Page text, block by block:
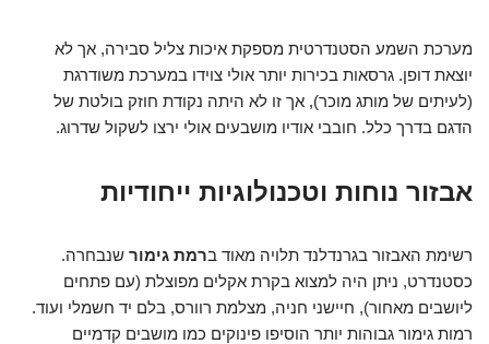
מערכת השמע הסטנדרטית מספקת איכות צליל סבירה, אך לא
יוצאת דופן. גרסאות בכירות יותר אולי צוידו במערכת משודרגת
(לעיתים של מותג מוכר), אך זו לא היתה נקודת חוזק בולטת של
הדגם בדרך כלל. חובבי אודיו מושבעים אולי ירצו לשקול שדרוג.
אבזור נוחות וטכנולוגיות ייחודיות
רשימת האבזור בגרנדלנד תלויה מאוד ברמת גימור שנבחרה.
כסטנדרט, ניתן היה למצוא בקרת אקלים מפוצלת (עם פתחים
ליושבים מאחור), חיישני חניה, מצלמת רוורס, בלם יד חשמלי ועוד.
רמות גימור גבוהות יותר הוסיפו פינוקים כמו מושבים קדמיים